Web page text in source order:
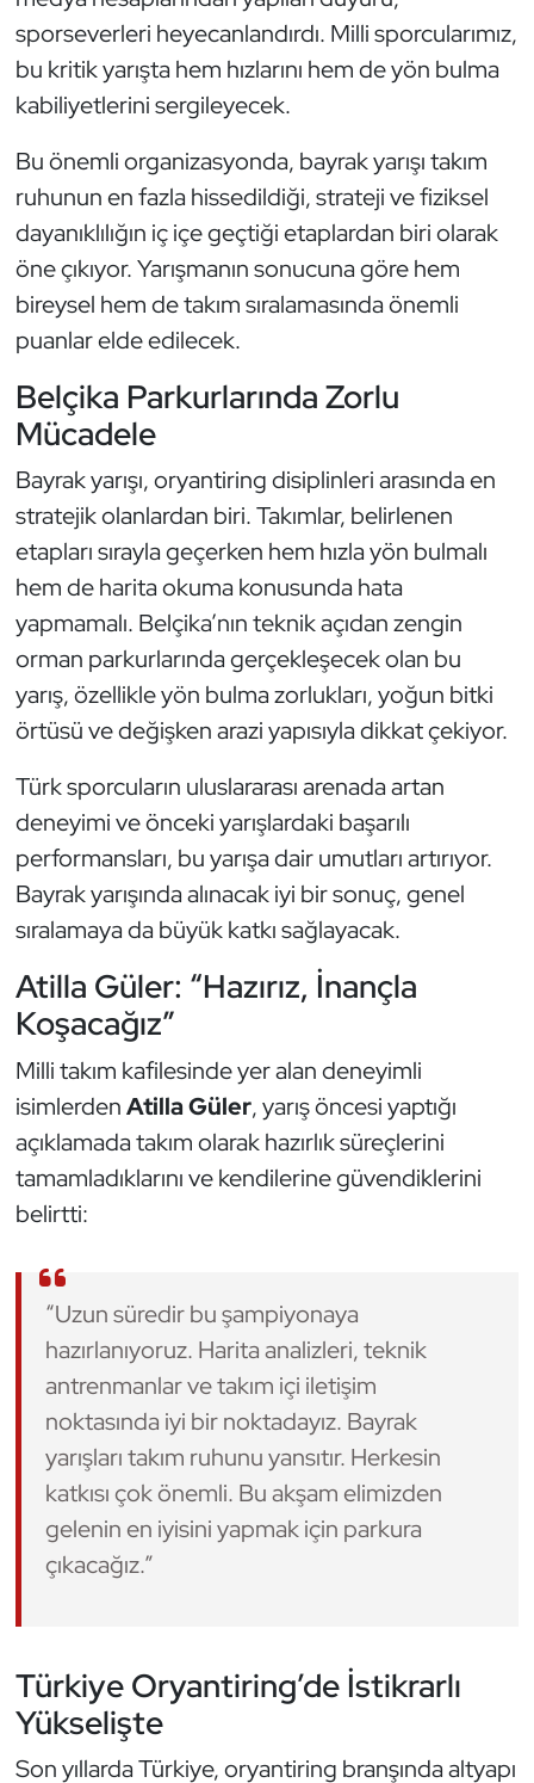
sporseverleri heyecanlandırdı. Milli sporcularımız,
bu kritik yarışta hem hızlarını hem de yön bulma
kabiliyetlerini sergileyecek.
Bu önemli organizasyonda, bayrak yarışı takım
ruhunun en fazla hissedildiği, strateji ve fiziksel
dayanıklılığın iç içe geçtiği etaplardan biri olarak
öne çıkıyor. Yarışmanın sonucuna göre hem
bireysel hem de takım sıralamasında önemli
puanlar elde edilecek.
Belçika Parkurlarında Zorlu
Mücadele
Bayrak yarışı, oryantiring disiplinleri arasında en
stratejik olanlardan biri. Takımlar, belirlenen
etapları sırayla geçerken hem hızla yön bulmalı
hem de harita okuma konusunda hata
yapmamalı. Belçika’nın teknik açıdan zengin
orman parkurlarında gerçekleşecek olan bu
yarış, özellikle yön bulma zorlukları, yoğun bitki
örtüsü ve değişken arazi yapısıyla dikkat çekiyor.
Türk sporcuların uluslararası arenada artan
deneyimi ve önceki yarışlardaki başarılı
performansları, bu yarışa dair umutları artırıyor.
Bayrak yarışında alınacak iyi bir sonuç, genel
sıralamaya da büyük katkı sağlayacak.
Atilla Güler: “Hazırız, İnançla
Koşacağız”
Milli takım kafilesinde yer alan deneyimli
isimlerdenAtilla Güler, yarış öncesi yaptığı
açıklamada takım olarak hazırlık süreçlerini
tamamladıklarını ve kendilerine güvendiklerini
belirtti:
“Uzun süredir bu şampiyonaya
hazırlanıyoruz. Harita analizleri, teknik
antrenmanlar ve takım içi iletişim
noktasında iyi bir noktadayız. Bayrak
yarışları takım ruhunu yansıtır. Herkesin
katkısı çok önemli. Bu akşam elimizden
gelenin en iyisini yapmak için parkura
çıkacağız.”
Türkiye Oryantiring’de İstikrarlı
Yükselişte
Son yıllarda Türkiye, oryantiring branşında altyapı
Genel
Golf
Güreş
Halter
Hava Sporları
İşitme Engelli Sporcular
Judo ve Kuraş
Kano ve Rafting
Karate
Kayak
Kempo
Kick Boks
Kürek
Masa Tenisi
Modern Pentatlon
Motor Sporları
Muay Thai
Optimist
Oryantiring
Özel Sporcular
Ragbi
Satranç
Su Topu
Tekvando
Tenis